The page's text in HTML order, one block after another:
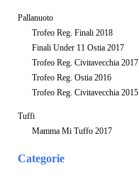
Pallanuoto
Trofeo Reg. Finali 2018
Finali Under 11 Ostia 2017
Trofeo Reg. Civitavecchia 2017
Trofeo Reg. Ostia 2016
Trofeo Reg. Civitavecchia 2015
Tuffi
Mamma Mi Tuffo 2017
Categorie